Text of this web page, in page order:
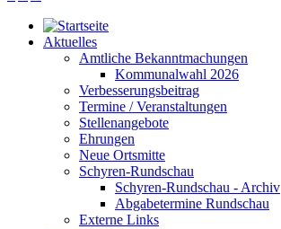
Aktuelles
Amtliche Bekanntmachungen
Kommunalwahl 2026
Verbesserungsbeitrag
Termine / Veranstaltungen
Stellenangebote
Ehrungen
Neue Ortsmitte
Schyren-Rundschau
Schyren-Rundschau - Archiv
Abgabetermine Rundschau
Externe Links